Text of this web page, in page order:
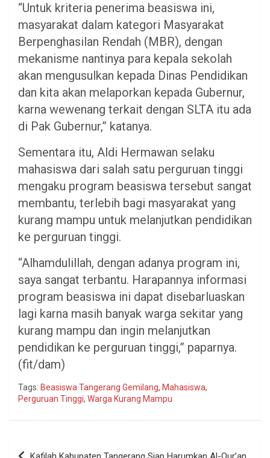
“Untuk kriteria penerima beasiswa ini,
masyarakat dalam kategori Masyarakat
Berpenghasilan Rendah (MBR), dengan
mekanisme nantinya para kepala sekolah
akan mengusulkan kepada Dinas Pendidikan
dan kita akan melaporkan kepada Gubernur,
karna wewenang terkait dengan SLTA itu ada
di Pak Gubernur,” katanya.
Sementara itu, Aldi Hermawan selaku
mahasiswa dari salah satu perguruan tinggi
mengaku program beasiswa tersebut sangat
membantu, terlebih bagi masyarakat yang
kurang mampu untuk melanjutkan pendidikan
ke perguruan tinggi.
“Alhamdulillah, dengan adanya program ini,
saya sangat terbantu. Harapannya informasi
program beasiswa ini dapat disebarluaskan
lagi karna masih banyak warga sekitar yang
kurang mampu dan ingin melanjutkan
pendidikan ke perguruan tinggi,” paparnya.
(fit/dam)
Tags: Beasiswa Tangerang Gemilang, Mahasiswa,
Perguruan Tinggi, Warga Kurang Mampu
Navigasi